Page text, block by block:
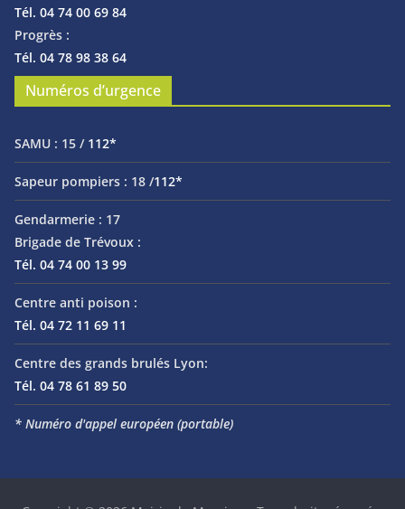
Tél. 04 74 00 69 84
Progrès :
Tél. 04 78 98 38 64
Numéros d’urgence
SAMU : 15 / 112*
Sapeur pompiers : 18 /112*
Gendarmerie : 17
Brigade de Trévoux :
Tél. 04 74 00 13 99
Centre anti poison :
Tél. 04 72 11 69 11
Centre des grands brulés Lyon:
Tél. 04 78 61 89 50
* Numéro d'appel européen (portable)